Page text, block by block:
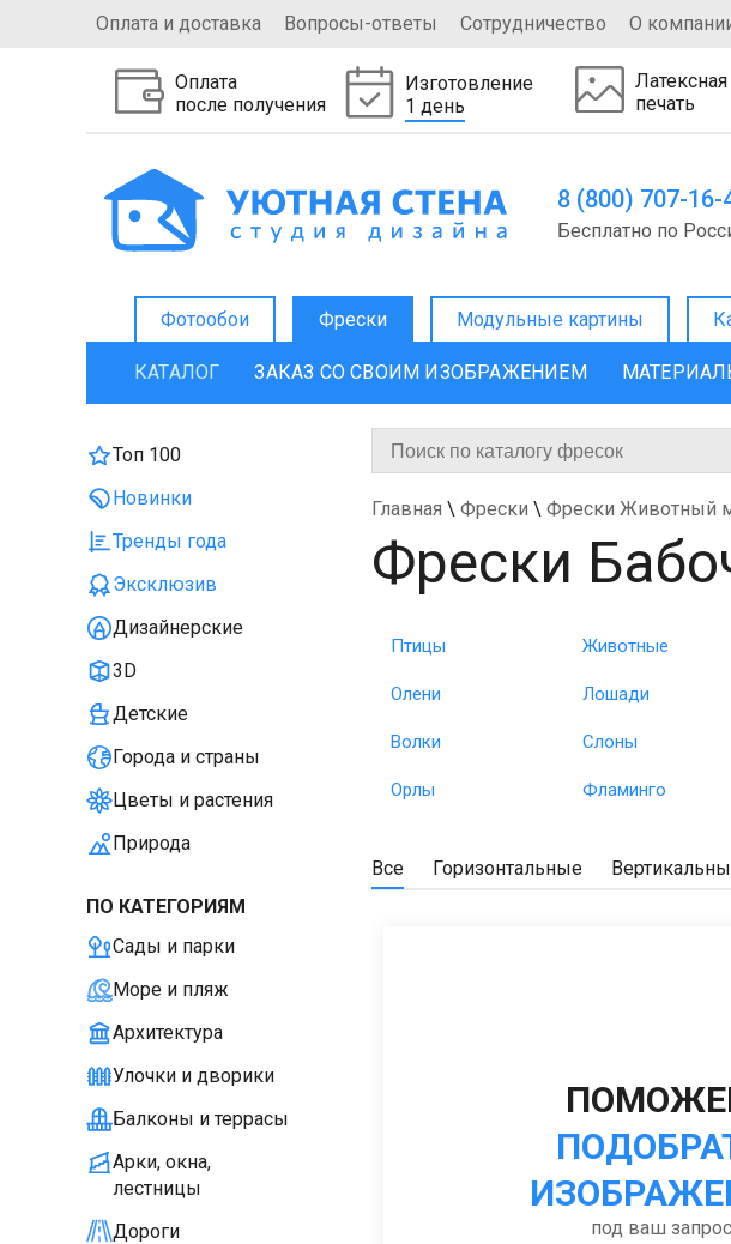
Оплата и доставка Вопросы-ответы Сотрудничество О
Оплата
после получения
Изготовление
1 день
Латексная
печать
8 (800) 707-16-
Бесплатно по
Фотообои Фрески Модульные картины
КАТАЛОГ ЗАКАЗ СО СВОИМ ИЗОБРАЖЕНИЕМ
Топ 100
Новинки
Тренды года
Эксклюзив
Дизайнерские
3D
Детские
Города и страны
Цветы и растения
Природа
ПО КАТЕГОРИЯМ
Сады и парки
Море и пляж
Архитектура
Улочки и дворики
Балконы и террасы
Арки, окна,
лестницы
Дороги
Главная \ Фрески \ Фрески Животный
Фрески
Птицы Животные
Олени Лошади
Волки Слоны
Орлы Фламинго
Все Горизонтальные
под ваш запрос